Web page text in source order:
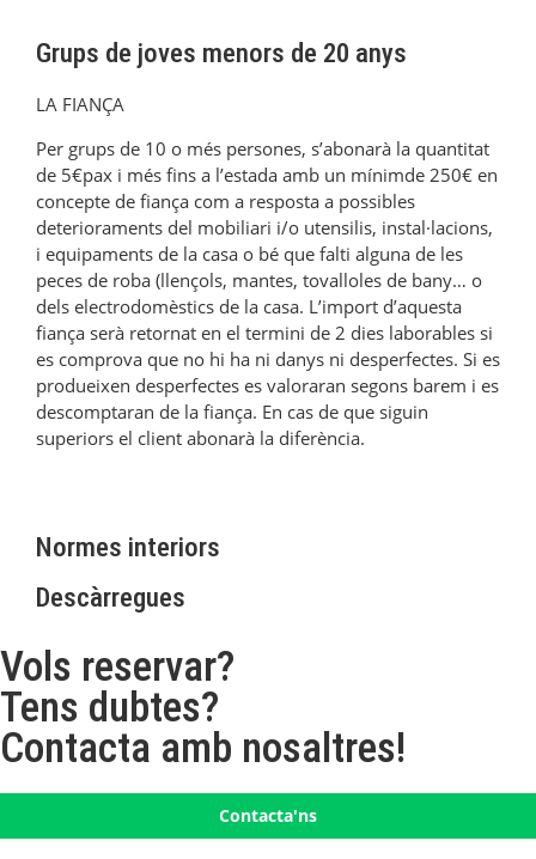
Grups de joves menors de 20 anys
LA FIANÇA
Per grups de 10 o més persones, s’abonarà la quantitat
de 5€pax i més fins a l’estada amb un mínimde 250€ en
concepte de fiança com a resposta a possibles
deterioraments del mobiliari i/o utensilis, instal·lacions,
i equipaments de la casa o bé que falti alguna de les
peces de roba (llençols, mantes, tovalloles de bany… o
dels electrodomèstics de la casa. L’import d’aquesta
fiança serà retornat en el termini de 2 dies laborables si
es comprova que no hi ha ni danys ni desperfectes. Si es
produeixen desperfectes es valoraran segons barem i es
descomptaran de la fiança. En cas de que siguin
superiors el client abonarà la diferència.
Normes interiors
Descàrregues
Vols reservar?
Tens dubtes?
Contacta amb nosaltres!
Contacta'ns